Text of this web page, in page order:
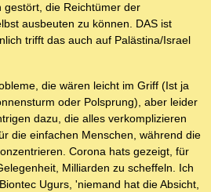
gestört, die Reichtümer der
ausbeuten zu können. DAS ist
trifft das auch auf Palästina/Israel
die wären leicht im Griff (Ist ja
oder Polsprung), aber leider
dazu, die alles verkomplizieren
die einfachen Menschen, während die
Corona hats gezeigt, für
Milliarden zu scheffeln. Ich
Ugurs, 'niemand hat die Absicht,